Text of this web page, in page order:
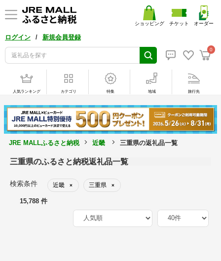
ログイン / 新規会員登録
0
ショッピング チケット オーダー
人気ランキング カテゴリ 特集 地域 旅行先
JRE MALLふるさと納税 近畿 三重県の返礼品一覧
三重県のふるさと納税返礼品一覧
検索条件 近畿 × 三重県 ×
15,788 件